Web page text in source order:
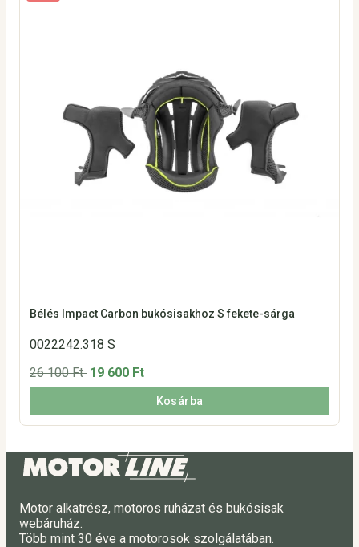
Bélés Impact Carbon bukósisakhoz S fekete-sárga
0022242.318 S
26 100 Ft 19 600 Ft
Kosárba
Motor alkatrész, motoros ruházat és bukósisak
webáruház.
Több mint 30 éve a motorosok szolgálatában.